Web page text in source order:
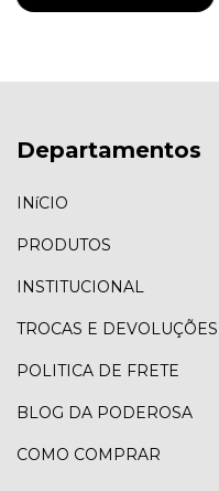
Departamentos
INíCIO
PRODUTOS
INSTITUCIONAL
TROCAS E DEVOLUÇÕES
POLITICA DE FRETE
BLOG DA PODEROSA
COMO COMPRAR